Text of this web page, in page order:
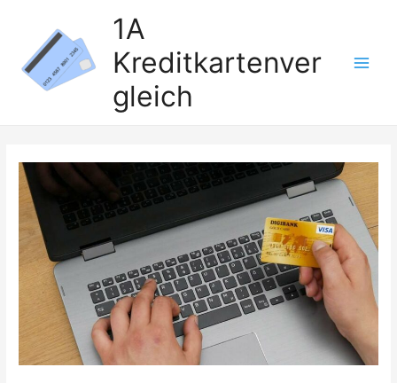
springen
1A
Kreditkartenver
gleich